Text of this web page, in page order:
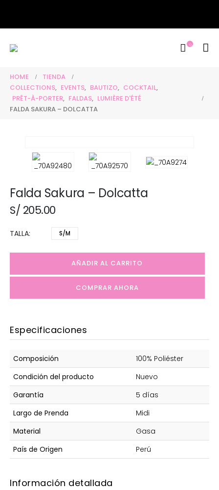
HOME
TIENDA
COLLECTIONS, EVENTS, BAUTIZO, COCKTAIL,
PRÊT-À-PORTER, FALDAS, LUMIÈRE D'ÉTÉ
FALDA SAKURA – DOLCATTA
Falda Sakura – Dolcatta
S/ 205.00
TALLA S/M
AÑADIR AL CARRITO
COMPRAR AHORA
Especificaciones
Composición
100% Poliéster
Condición del producto
Nuevo
Garantía
5 días
Largo de Prenda
Midi
Material
Gasa
País de Origen
Perú
Información detallada